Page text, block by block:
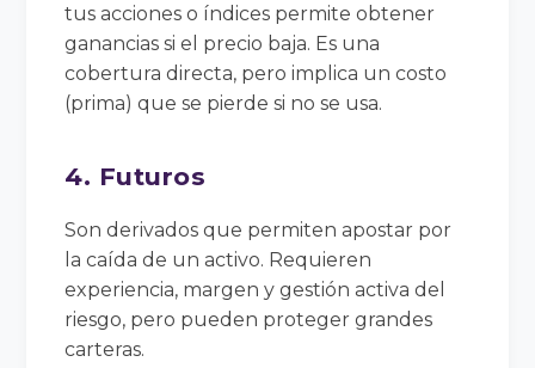
tus acciones o índices permite obtener
ganancias si el precio baja. Es una
cobertura directa, pero implica un costo
(prima) que se pierde si no se usa.
4. Futuros
Son derivados que permiten apostar por
la caída de un activo. Requieren
experiencia, margen y gestión activa del
riesgo, pero pueden proteger grandes
carteras.